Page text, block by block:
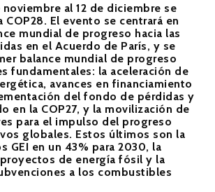
al 12 de diciembre se
COP28. El evento se centrará en
mundial de progreso hacia las
en el Acuerdo de París, y se
balance mundial de progreso
fundamentales: la aceleración de
avances en financiamiento
del fondo de pérdidas y
en la COP27, y la movilización de
para el impulso del progreso
globales. Estos últimos son la
GEI en un 43% para 2030, la
de energía fósil y la
a los combustibles